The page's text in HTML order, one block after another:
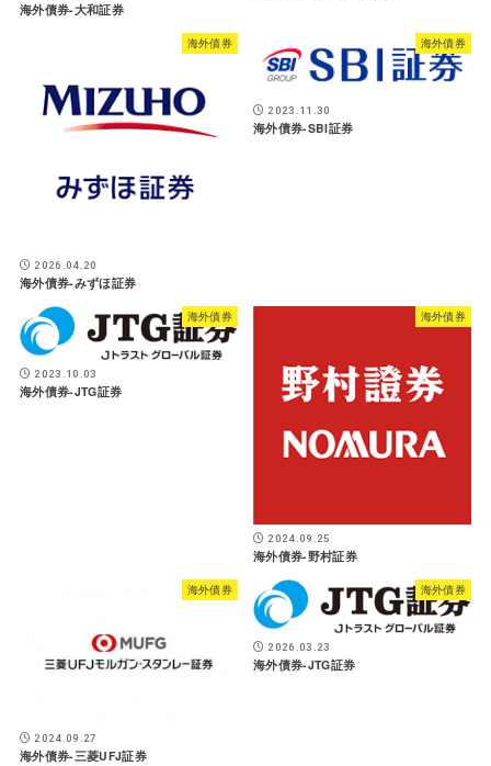
海外債券-大和証券
海外債券
2026.04.20
海外債券-みずほ証券
海外債券
2023.11.30
海外債券-SBI証券
海外債券
2023.10.03
海外債券-JTG証券
海外債券
2024.09.25
海外債券-野村証券
海外債券
2024.09.27
海外債券-三菱UFJ証券
海外債券
2026.03.23
海外債券-JTG証券